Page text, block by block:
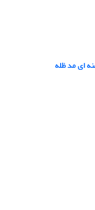
ای مد ظله